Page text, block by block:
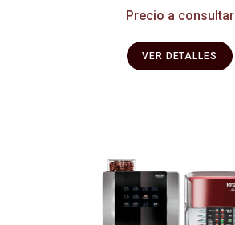
Precio a consultar
VER DETALLES